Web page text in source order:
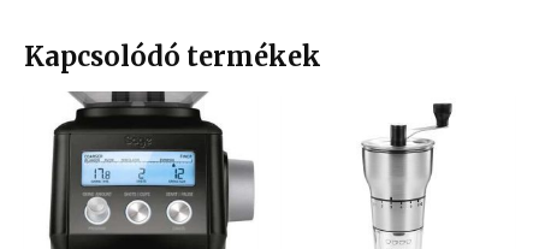
Kapcsolódó termékek